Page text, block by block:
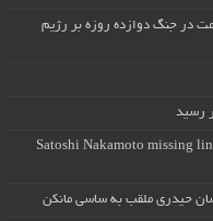
در جنگ دوازده روزه بر رژیم
Satoshi Nakamoto missing
حیدری ملقب به ساسی مانکن